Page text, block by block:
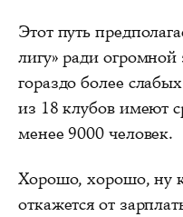
Этот путь
лигу» ради
гораздо более
из 18 клубов имеют
менее 9000 человек.
Хорошо, хорошо, ну
откажется от